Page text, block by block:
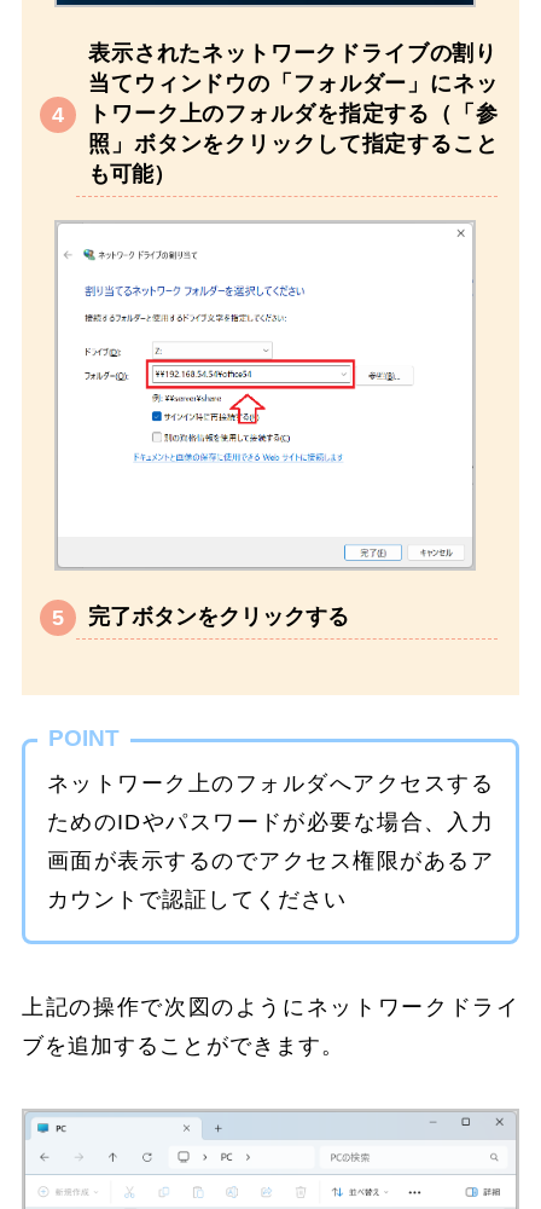
表示されたネットワークドライブの割り
当てウィンドウの「フォルダー」にネッ
トワーク上のフォルダを指定する（「参
照」ボタンをクリックして指定すること
も可能）
完了ボタンをクリックする
POINT
ネットワーク上のフォルダへアクセスする
ためのIDやパスワードが必要な場合、入力
画面が表示するのでアクセス権限があるア
カウントで認証してください
上記の操作で次図のようにネットワークドライ
ブを追加することができます。